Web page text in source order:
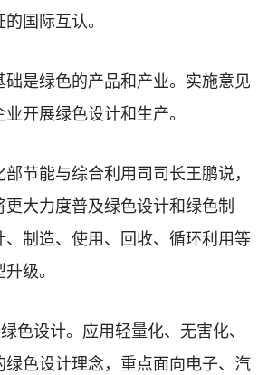
国际互认。
是绿色的产品和产业。实施意见
开展绿色设计和生产。
节能与综合利用司司长王鹏说，
大力度普及绿色设计和绿色制
制造、使用、回收、循环利用等
级。
色设计。应用轻量化、无害化、
色设计理念，重点面向电子、汽